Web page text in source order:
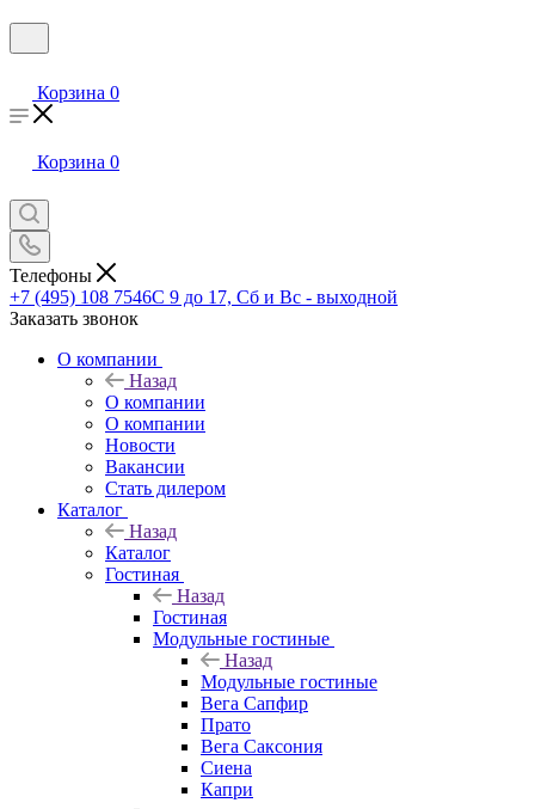
Корзина 0
Корзина 0
Телефоны
+7 (495) 108 7546С 9 до 17, Сб и Вс - выходной
Заказать звонок
О компании
Назад
О компании
О компании
Новости
Вакансии
Стать дилером
Каталог
Назад
Каталог
Гостиная
Назад
Гостиная
Модульные гостиные
Назад
Модульные гостиные
Вега Сапфир
Прато
Вега Саксония
Сиена
Капри